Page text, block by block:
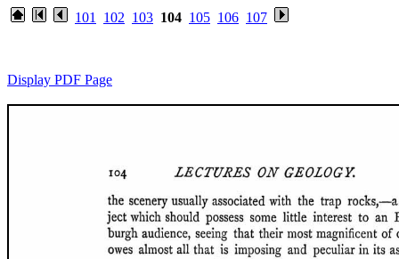
101 102 103 104 105 106 107
Display PDF Page